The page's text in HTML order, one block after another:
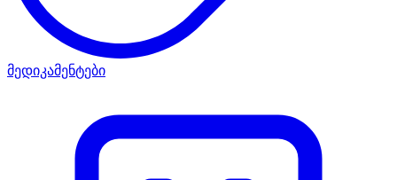
მედიკამენტები